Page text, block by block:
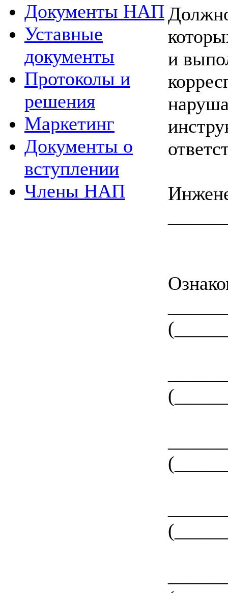
Документы НАП
Уставные
документы
Протоколы и
решения
Маркетинг
Документы о
вступлении
Члены НАП
и